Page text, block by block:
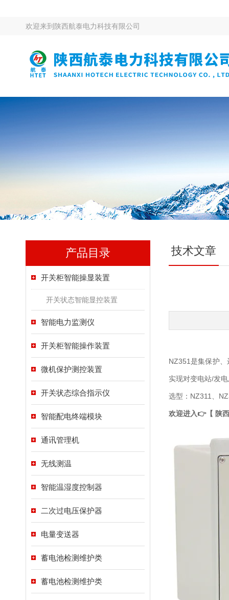
欢迎来到 陕西航泰电力科技有限公司
产品目录
开关柜智能操显装置
开关状态智能显控装置
智能电力监测仪
开关柜智能操作装置
微机保护测控装置
开关状态综合指示仪
智能配电终端模块
通讯管理机
无线测温
智能温湿度控制器
二次过电压保护器
电量变送器
蓄电池检测维护类
蓄电池检测维护类
技术文章
NZ351是集保护、
实现对变电站/发
选型：NZ311、
欢迎进入👉【 陕